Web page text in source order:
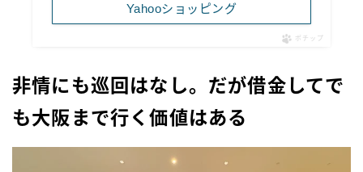
Yahooショッピング
ポチップ
非情にも巡回はなし。だが借金してで
も大阪まで行く価値はある